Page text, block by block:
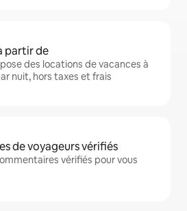
partir de
des locations de vacances à
nuit, hors taxes et frais
de voyageurs vérifiés
vérifiés pour vous